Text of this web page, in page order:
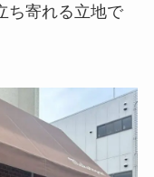
ち寄れる立地で